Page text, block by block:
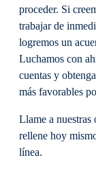
proceder. Si
trabajar de
logremos un
Luchamos con
cuentas y
más favorables
Llame a nuestras
rellene hoy
línea.